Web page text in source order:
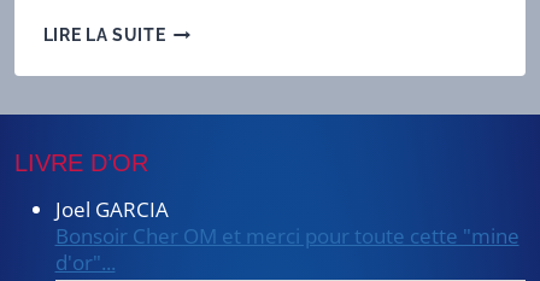
LIRE LA SUITEFREEDMR
MULTICAST
POURQUOI,
LIVRE D’OR
Joel GARCIA
Bonsoir Cher OM et merci pour toute cette "mine
d'or"...